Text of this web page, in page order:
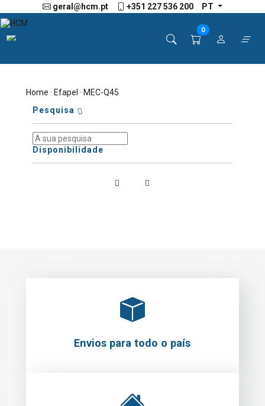
geral@hcm.pt +351 227 536 200 PT
0
Home ·Efapel · MEC-Q45
Pesquisa
Disponibilidade
Envios para todo o país